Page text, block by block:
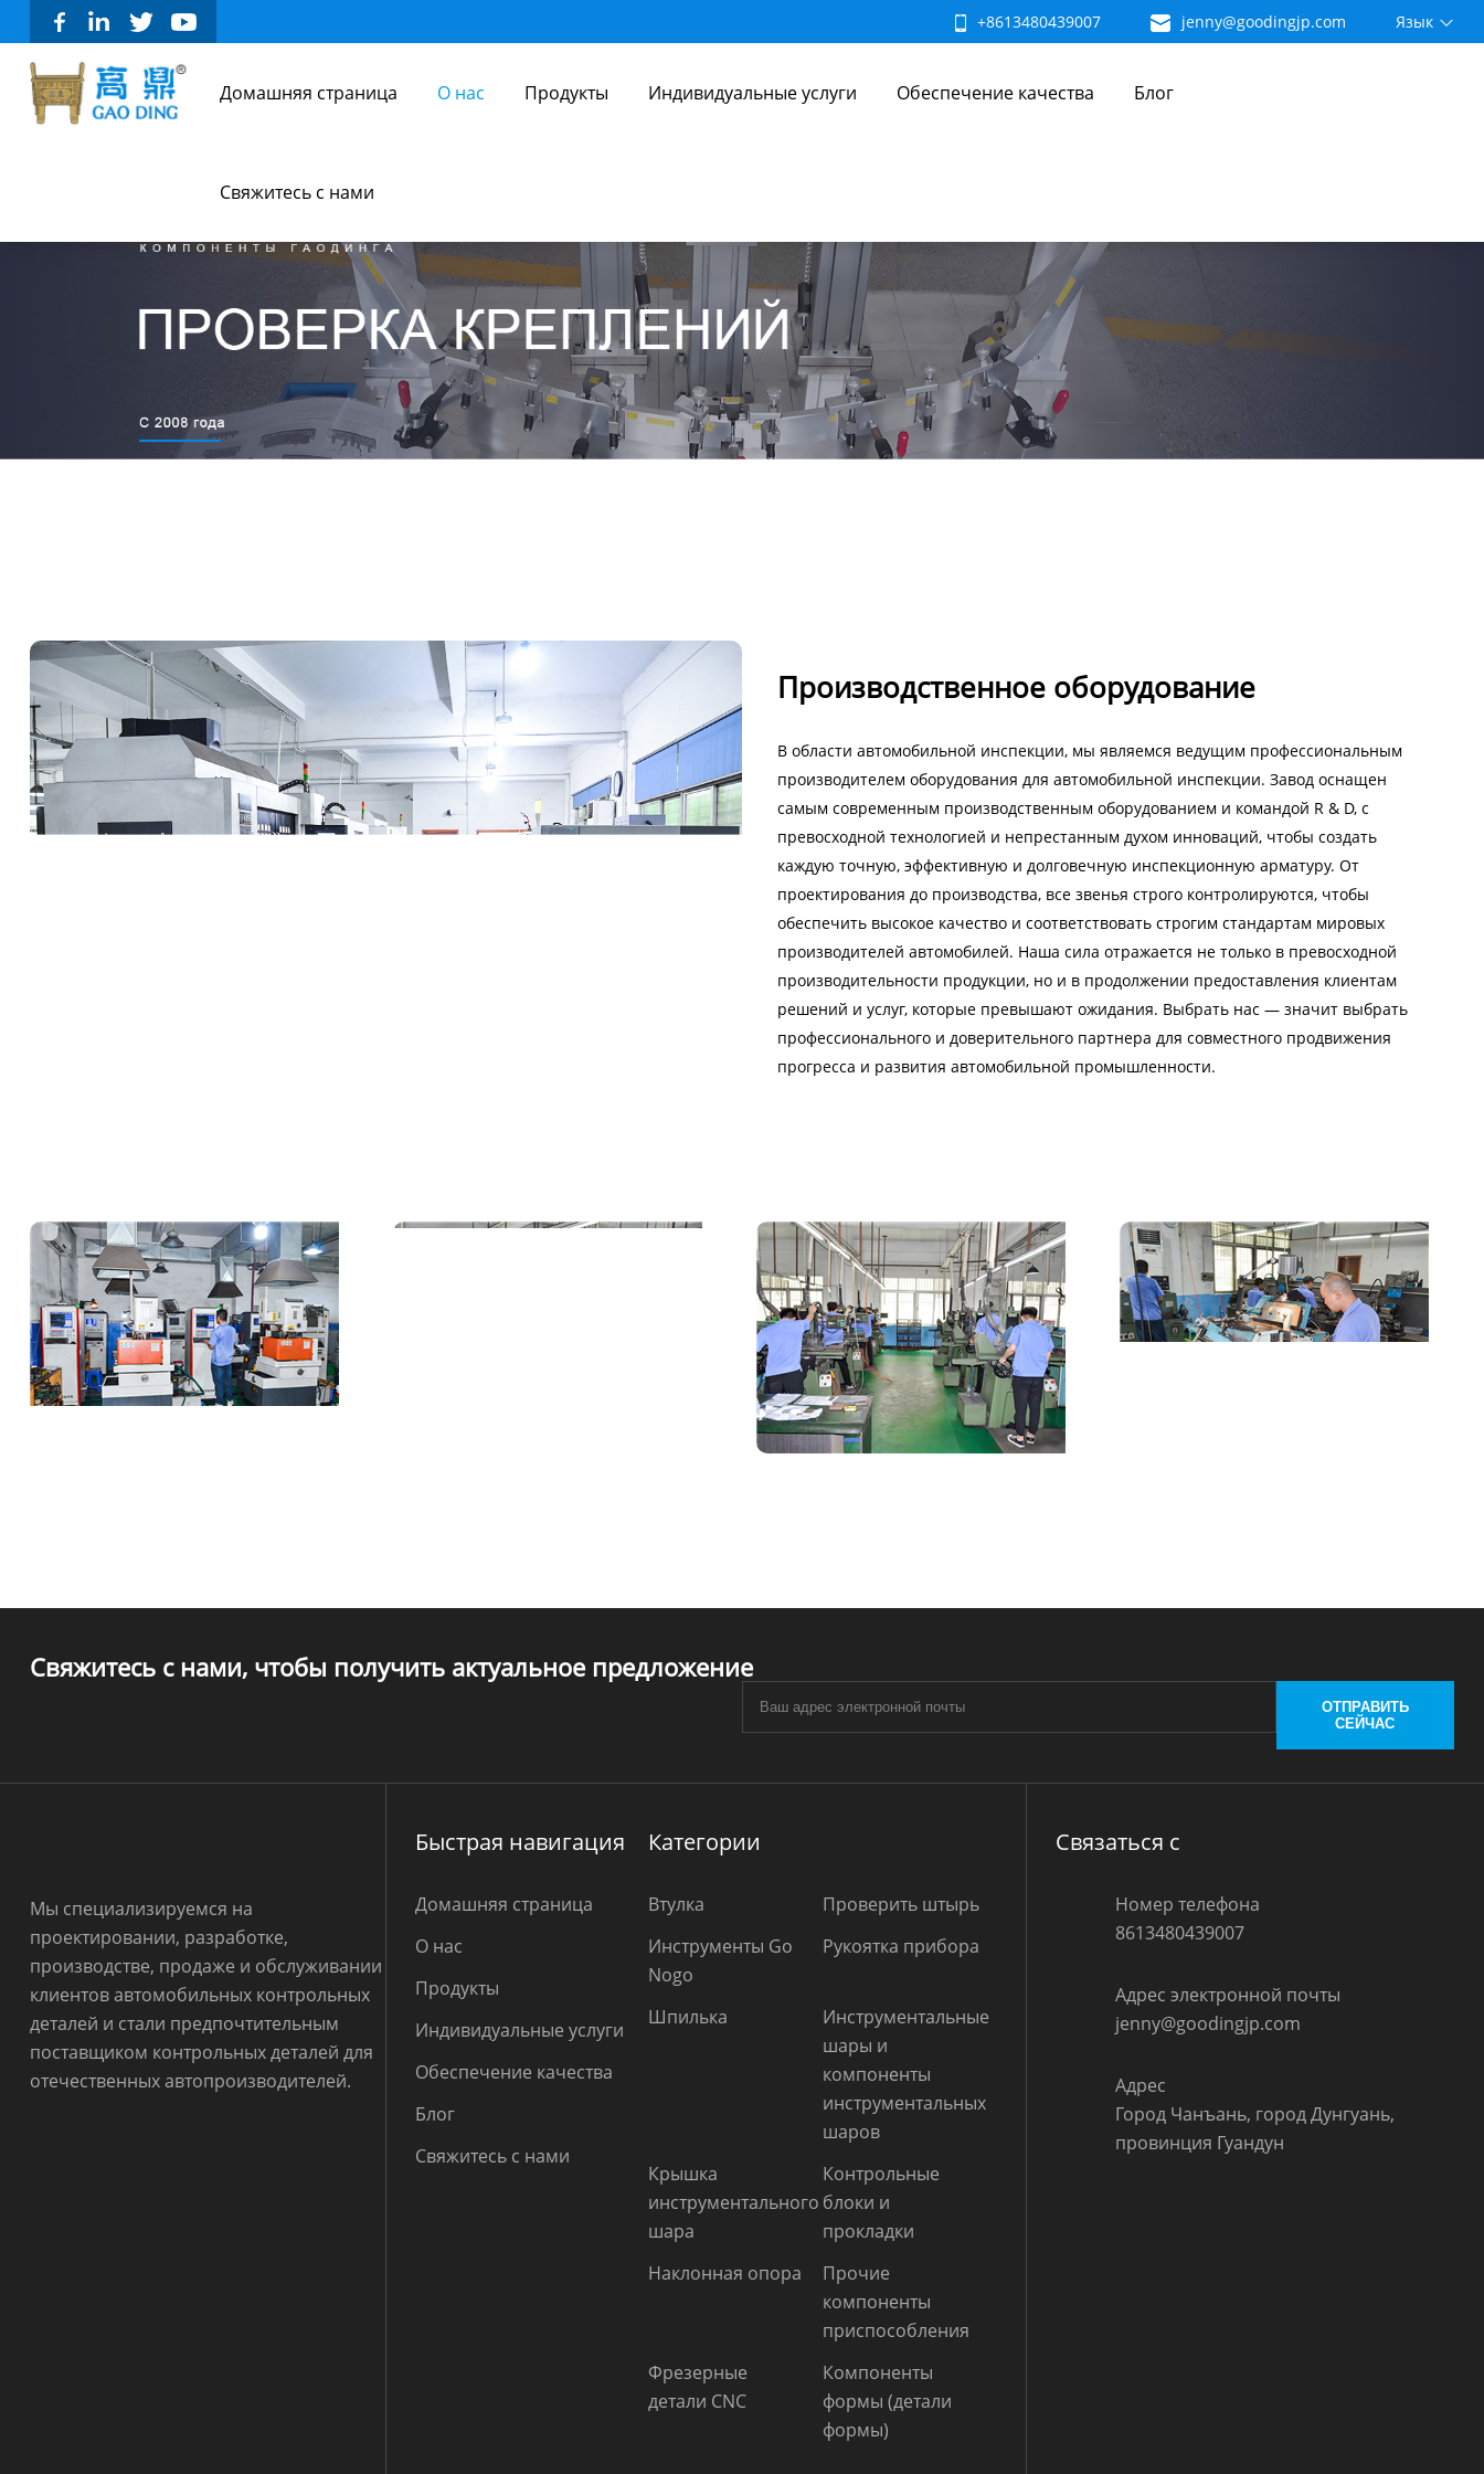
+8613480439007 jenny@goodingjp.com Язык
Домашняя страница О нас Продукты Индивидуальные услуги Обеспечение качества Блог
Свяжитесь с нами
Производственное оборудование
В области автомобильной инспекции, мы являемся ведущим профессиональным
производителем оборудования для автомобильной инспекции. Завод оснащен
самым современным производственным оборудованием и командой R & D, с
превосходной технологией и непрестанным духом инноваций, чтобы создать
каждую точную, эффективную и долговечную инспекционную арматуру. От
проектирования до производства, все звенья строго контролируются, чтобы
обеспечить высокое качество и соответствовать строгим стандартам мировых
производителей автомобилей. Наша сила отражается не только в превосходной
производительности продукции, но и в продолжении предоставления клиентам
решений и услуг, которые превышают ожидания. Выбрать нас — значит выбрать
профессионального и доверительного партнера для совместного продвижения
прогресса и развития автомобильной промышленности.
Свяжитесь с нами, чтобы получить актуальное предложение
ОТПРАВИТЬ
СЕЙЧАС
Мы специализируемся на
проектировании, разработке,
производстве, продаже и обслуживании
клиентов автомобильных контрольных
деталей и стали предпочтительным
поставщиком контрольных деталей для
отечественных автопроизводителей.
Быстрая навигация
Домашняя страница
О нас
Продукты
Индивидуальные услуги
Обеспечение качества
Блог
Свяжитесь с нами
Категории
Втулка
Проверить штырь
Инструменты Go
Nogo
Рукоятка прибора
Шпилька
Инструментальные
шары и
компоненты
инструментальных
шаров
Крышка
инструментального
шара
Контрольные
блоки и
прокладки
Наклонная опора
Прочие
компоненты
приспособления
Фрезерные
детали CNC
Компоненты
формы (детали
формы)
Связаться с
Номер телефона
8613480439007
Адрес электронной почты
jenny@goodingjp.com
Адрес
Город Чанъань, город Дунгуань,
провинция Гуандун